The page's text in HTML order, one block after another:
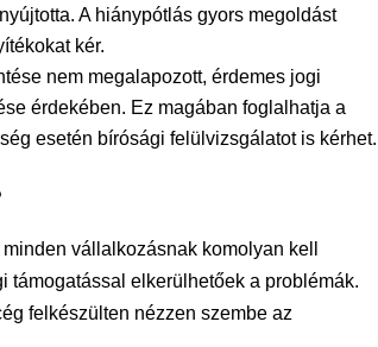
A hiánypótlás gyors megoldást
kér.
nem megalapozott, érdemes jogi
érdekében. Ez magában foglalhatja a
esetén bírósági felülvizsgálatot is kérhet.
vállalkozásnak komolyan kell
elkerülhetőek a problémák.
felkészülten nézzen szembe az